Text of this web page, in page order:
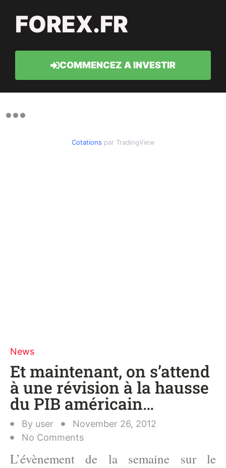
FOREX.FR
COMMENCEZ A INVESTIR
Cotations par TradingView
News
Et maintenant, on s’attend
à une révision à la hausse
du PIB américain…
By user
November 26, 2012
No Comments
L’évènement de la semaine sur le